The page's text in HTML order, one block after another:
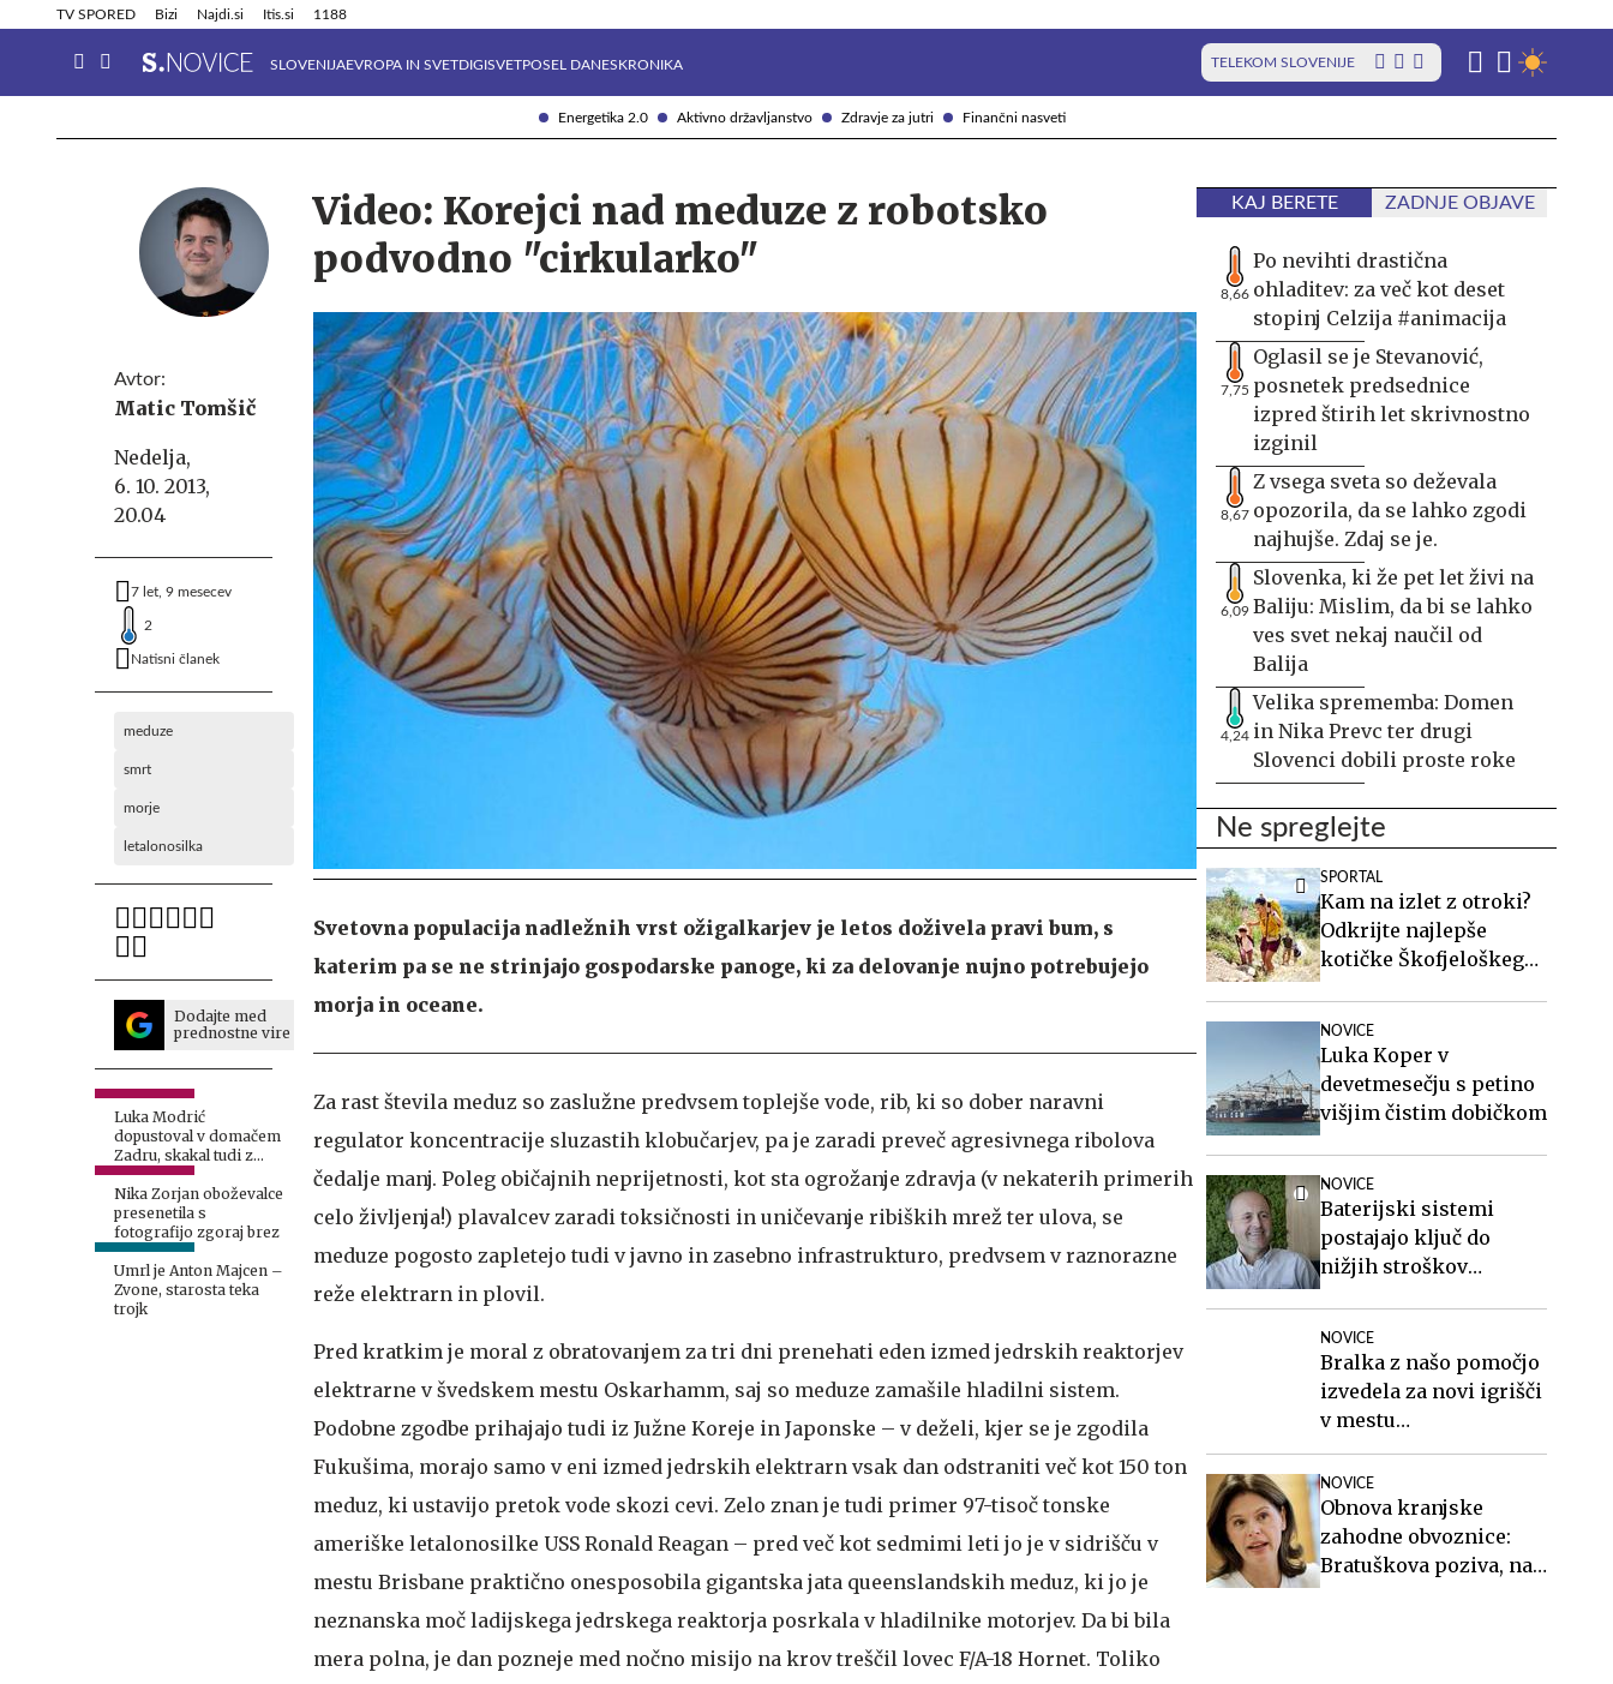
Energetika 2.0 Aktivno državljanstvo Zdravje za jutri Finančni nasveti
TV SPORED Bizi Najdi.si Itis.si 1188
SLOVENIJAEVROPA IN SVETDIGISVETPOSEL DANESKRONIKA TELEKOM SLOVENIJE
Info in obvestila Tehnik
Avtor:
Matic Tomšič
Nedelja,
6. 10. 2013,
20.04
7 let, 9 mesecev
2
Natisni članek
meduze
smrt
morje
letalonosilka
Dodajte med
prednostne vire
Luka Modrić
dopustoval v domačem
Zadru, skakal tudi z
najvišje skakalnice
Nika Zorjan oboževalce
presenetila s
fotografijo zgoraj brez
Umrl je Anton Majcen –
Zvone, starosta teka
trojk
Video: Korejci nad meduze z robotsko
podvodno "cirkularko"
Svetovna populacija nadležnih vrst ožigalkarjev je letos doživela pravi bum, s
katerim pa se ne strinjajo gospodarske panoge, ki za delovanje nujno potrebujejo
morja in oceane.
Za rast števila meduz so zaslužne predvsem toplejše vode, rib, ki so dober naravni
regulator koncentracije sluzastih klobučarjev, pa je zaradi preveč agresivnega ribolova
čedalje manj. Poleg običajnih neprijetnosti, kot sta ogrožanje zdravja (v nekaterih primerih
celo življenja!) plavalcev zaradi toksičnosti in uničevanje ribiških mrež ter ulova, se
meduze pogosto zapletejo tudi v javno in zasebno infrastrukturo, predvsem v raznorazne
reže elektrarn in plovil.
Pred kratkim je moral z obratovanjem za tri dni prenehati eden izmed jedrskih reaktorjev
elektrarne v švedskem mestu Oskarhamm, saj so meduze zamašile hladilni sistem.
Podobne zgodbe prihajajo tudi iz Južne Koreje in Japonske – v deželi, kjer se je zgodila
Fukušima, morajo samo v eni izmed jedrskih elektrarn vsak dan odstraniti več kot 150 ton
meduz, ki ustavijo pretok vode skozi cevi. Zelo znan je tudi primer 97-tisoč tonske
ameriške letalonosilke USS Ronald Reagan – pred več kot sedmimi leti jo je v sidrišču v
mestu Brisbane praktično onesposobila gigantska jata queenslandskih meduz, ki jo je
neznanska moč ladijskega jedrskega reaktorja posrkala v hladilnike motorjev. Da bi bila
mera polna, je dan pozneje med nočno misijo na krov treščil lovec F/A-18 Hornet. Toliko
KAJ BERETE ZADNJE OBJAVE
8,66
Po nevihti drastična
ohladitev: za več kot deset
stopinj Celzija #animacija
7,75
Oglasil se je Stevanović,
posnetek predsednice
izpred štirih let skrivnostno
izginil
8,67
Z vsega sveta so deževala
opozorila, da se lahko zgodi
najhujše. Zdaj se je.
6,09
Slovenka, ki že pet let živi na
Baliju: Mislim, da bi se lahko
ves svet nekaj naučil od
Balija
4,24
Velika sprememba: Domen
in Nika Prevc ter drugi
Slovenci dobili proste roke
Ne spreglejte
SPORTAL
Kam na izlet z otroki?
Odkrijte najlepše
kotičke Škofjeloškega
NOVICE
Luka Koper v
devetmesečju s petino
višjim čistim dobičkom
NOVICE
Baterijski sistemi
postajajo ključ do
nižjih stroškov
NOVICE
Bralka z našo pomočjo
izvedela za novi igrišči
v mestu
#PredlagajŽupanu
NOVICE
Obnova kranjske
zahodne obvoznice:
Bratuškova poziva, naj